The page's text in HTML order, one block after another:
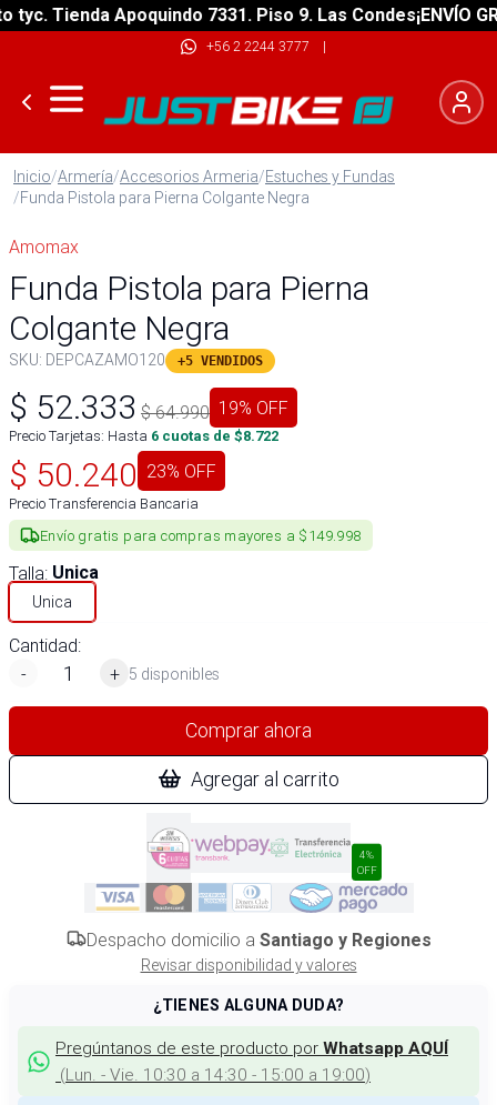
Tienda Apoquindo 7331. Piso 9. Las Condes¡ENVÍO
+56 2 2244 3777 |
Inicio/Armería/Accesorios Armeria/Estuches y Fundas
/Funda Pistola para Pierna Colgante Negra
Amomax
Funda Pistola para Pierna
Colgante Negra
SKU: DEPCAZAMO120 +5 VENDIDOS
$ 52.333 $64.990 19% OFF
Precio Tarjetas: Hasta 6 cuotas de $8.722
$ 50.240 23% OFF
Precio Transferencia Bancaria
Envío gratis para compras mayores a $149.998
Talla: Unica
Unica
Cantidad:
-
+ 5 disponibles
Comprar ahora
Agregar al carrito
4%
OFF
Despacho domicilio a Santiago y Regiones
Revisar disponibilidad y valores
¿TIENES ALGUNA DUDA?
Pregúntanos de este producto por Whatsapp AQUÍ
(Lun. - Vie. 10:30 a 14:30 - 15:00 a 19:00)